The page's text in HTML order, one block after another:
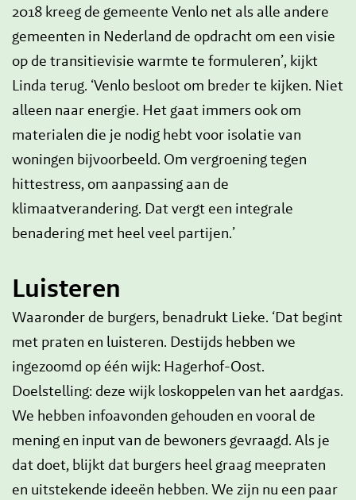
2018 kreeg de gemeente Venlo net als alle andere
gemeenten in Nederland de opdracht om een visie
op de transitievisie warmte te formuleren’, kijkt
Linda terug. ‘Venlo besloot om breder te kijken. Niet
alleen naar energie. Het gaat immers ook om
materialen die je nodig hebt voor isolatie van
woningen bijvoorbeeld. Om vergroening tegen
hittestress, om aanpassing aan de
klimaatverandering. Dat vergt een integrale
benadering met heel veel partijen.’
Luisteren
Waaronder de burgers, benadrukt Lieke. ‘Dat begint
met praten en luisteren. Destijds hebben we
ingezoomd op één wijk: Hagerhof-Oost.
Doelstelling: deze wijk loskoppelen van het aardgas.
We hebben infoavonden gehouden en vooral de
mening en input van de bewoners gevraagd. Als je
dat doet, blijkt dat burgers heel graag meepraten
en uitstekende ideeën hebben. We zijn nu een paar